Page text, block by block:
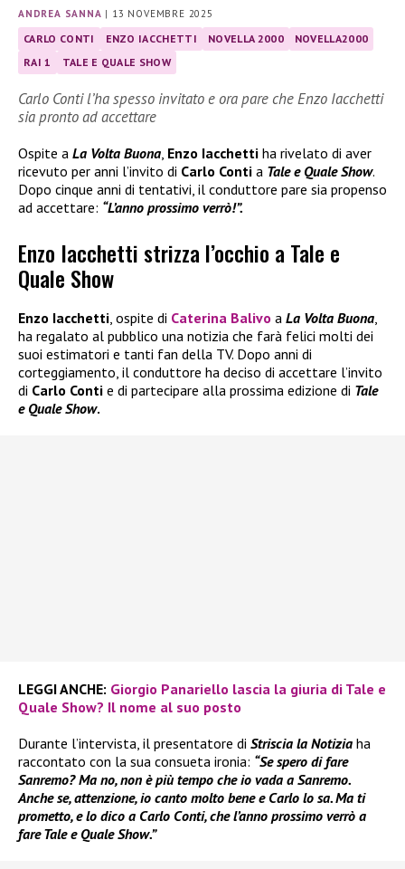
ANDREA SANNA | 13 NOVEMBRE 2025
CARLO CONTI ENZO IACCHETTI NOVELLA 2000
NOVELLA2000
RAI 1
TALE E QUALE SHOW
Carlo Conti l’ha spesso invitato e ora pare che Enzo Iacchetti
sia pronto ad accettare
Ospite a La Volta Buona Enzo Iacchetti ha rivelato di aver
ricevuto per anni l’invito di Carlo Conti a Tale e Quale Show.
Dopo cinque anni di tentativi, il conduttore pare sia propenso
ad accettare: “L’anno prossimo verrò!”.
Enzo Iacchetti strizza l’occhio a Tale e
Quale Show
Enzo Iacchetti, ospite di Caterina Balivo a La Volta Buona,
ha regalato al pubblico una notizia che farà felici molti dei
suoi estimatori e tanti fan della TV. Dopo anni di
corteggiamento, il conduttore ha deciso di accettare l’invito
di Carlo Conti e di partecipare alla prossima edizione di Tale
e Quale Show.
LEGGI ANCHE: Giorgio Panariello lascia la giuria di Tale e
Quale Show? Il nome al suo posto
Durante l’intervista, il presentatore di Striscia la Notizia ha
raccontato con la sua consueta ironia: “Se spero di fare
Sanremo? Ma no, non è più tempo che io vada a Sanremo.
Anche se, attenzione, io canto molto bene e Carlo lo sa. Ma ti
prometto, e lo dico a Carlo Conti, che l’anno prossimo verrò a
fare Tale e Quale Show.”